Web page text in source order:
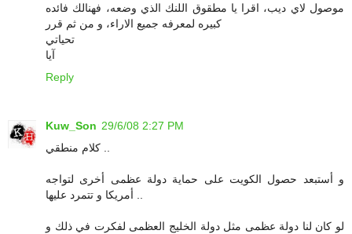
موصول لاي ديب، اقرا يا مطقوق اللنك الذي وضعه، فهنالك فائده
كبيره لمعرفه جميع الاراء، و من ثم قرر
تحياتي
آيا
Reply
Kuw_Son 29/6/08 2:27 PM
و أستبعد حصول الكويت على حماية دولة عظمى أخرى لتواجه
لو كان لنا دولة عظمى مثل دولة الخليج العظمى لفكرت في ذلك و